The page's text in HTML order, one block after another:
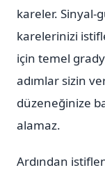
kareler. Sinyal-
karelerinizi
için temel
adımlar sizin
düzeneğinize
alamaz.
Ardından